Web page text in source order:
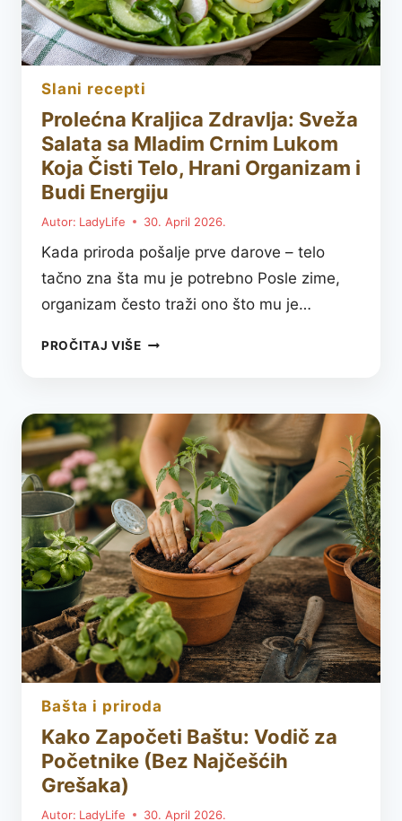
slani recepti
Prolećna Kraljica Zdravlja: Sveža
Salata sa Mladim Crnim Lukom
Koja Čisti Telo, Hrani Organizam i
Budi Energiju
Autor: LadyLife 30. April 2026.
Kada priroda pošalje prve darove – telo
tačno zna šta mu je potrebno Posle zime,
organizam često traži ono što mu je…
PROČITAJ VIŠEPROLEĆNA
SALATA
SA
MLADIM
CRNIM
LUKOM
KOJA
ČISTI
TELO,
HRANI
ORGANIZAM
I
BUDI
ENERGIJU
bašta i priroda
Kako Započeti Baštu: Vodič za
Početnike (Bez Najčešćih
Grešaka)
Autor: LadyLife 30. April 2026.